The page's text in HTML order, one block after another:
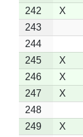
242
X
243
244
245
X
246
X
247
X
248
249
X